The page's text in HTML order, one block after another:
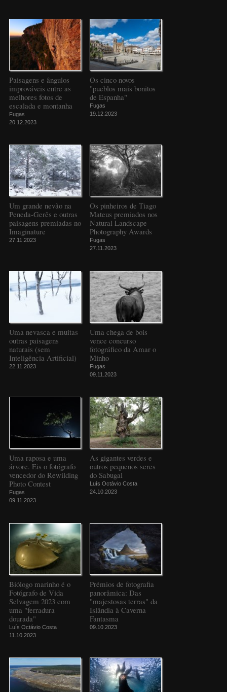
Paisagens e ângulos
improváveis entre as
melhores fotos de
escalada e montanha
Fugas
20.12.2023
Os cinco novos
"pueblos mais bonitos
de Espanha"
Fugas
19.12.2023
Um grande nevão na
Peneda-Gerês e outras
paisagens premiadas no
Imaginature
27.11.2023
Os pinheiros de Tiago
Mateus premiados nos
Natural Landscape
Photography Awards
Fugas
27.11.2023
Uma nevasca e muitas
outras paisagens
naturais (sem
Inteligência Artificial)
22.11.2023
Uma chega de bois
vence concurso
fotográfico da Amar o
Minho
Fugas
09.11.2023
Uma raposa e uma
árvore. Eis o fotógrafo
vencedor do Rewilding
Photo Contest
Fugas
09.11.2023
As gigantes verdes e
outros pequenos seres
do Sabugal
Luís Octávio Costa
24.10.2023
Biólogo marinho é o
Fotógrafo de Vida
Selvagem 2023 com
uma "ferradura
dourada"
Luís Octávio Costa
11.10.2023
Prémios de fotografia
panorâmica: Das
"majestosas terras" da
Islândia à Caverna
Fantasma
09.10.2023